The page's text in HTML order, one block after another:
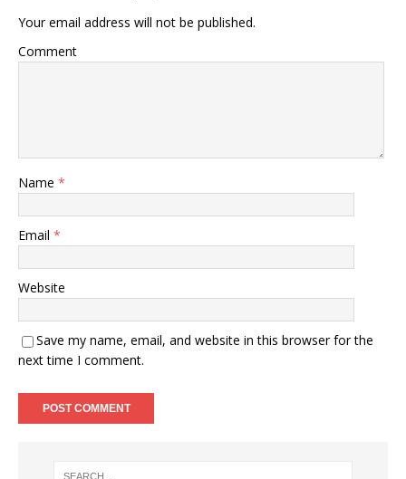
Your email address will not be published.
Comment
Name *
Email *
Website
Save my name, email, and website in this browser for the
next time I comment.